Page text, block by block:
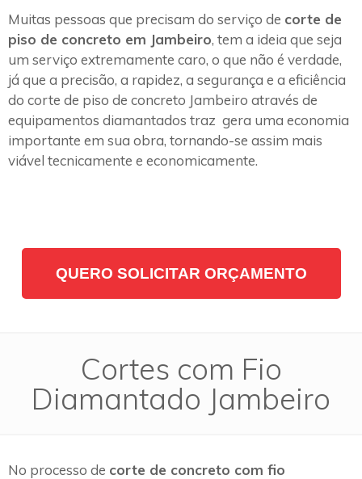
Muitas pessoas que precisam do serviço de corte de
piso de concreto em Jambeiro, tem a ideia que seja
um serviço extremamente caro, o que não é verdade,
já que a precisão, a rapidez, a segurança e a eficiência
do corte de piso de concreto Jambeiro através de
equipamentos diamantados traz gera uma economia
importante em sua obra, tornando-se assim mais
viável tecnicamente e economicamente.
QUERO SOLICITAR ORÇAMENTO
Cortes com Fio
Diamantado Jambeiro
No processo de corte de concreto com fio